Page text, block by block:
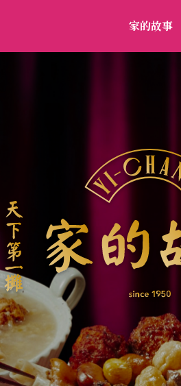
家的故事